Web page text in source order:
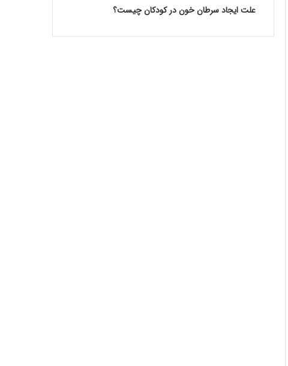
علت ایجاد سرطان خون در کودکان چیست؟